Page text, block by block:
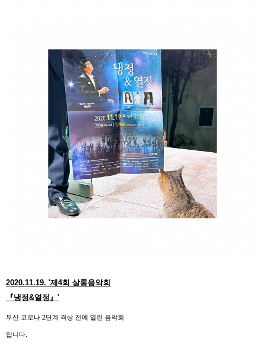
2020.11.19. '제4회 살롱음악회
『냉정&열정』'
부산 코로나 2단계 격상 전에 열린 음악회
입니다.